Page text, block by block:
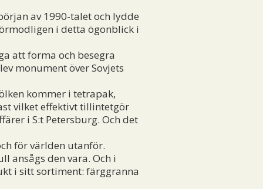
av 1990-talet och lydde
i detta ögonblick i
att forma och besegra
monument över Sovjets
kommer i tetrapak,
vilket effektivt tillintetgör
i S:t Petersburg. Och det
för världen utanför.
ansågs den vara. Och i
i sitt sortiment: färggranna